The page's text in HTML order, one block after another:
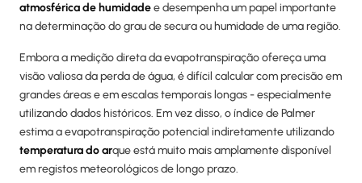
atmosférica de humidadee desempenha um papel importante
na determinação do grau de secura ou humidade de uma região.
Embora a medição direta da evapotranspiração ofereça uma
visão valiosa da perda de água, é difícil calcular com precisão em
grandes áreas e em escalas temporais longas - especialmente
utilizando dados históricos. Em vez disso, o índice de Palmer
estima a evapotranspiração potencial indiretamente utilizando
temperatura do arque está muito mais amplamente disponível
em registos meteorológicos de longo prazo.